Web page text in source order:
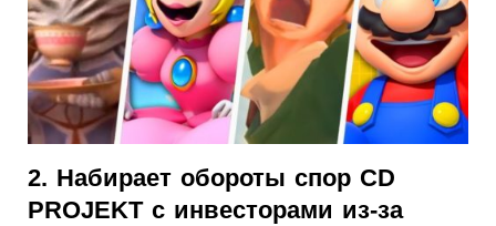
2. Набирает обороты спор CD
PROJEKT с инвесторами из-за